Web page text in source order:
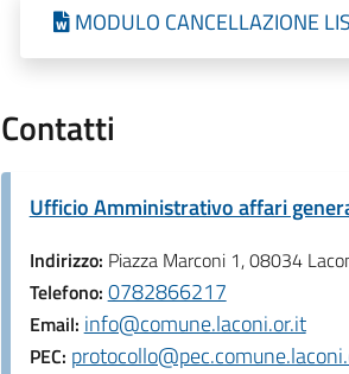
MODULO CANCELLAZIONE
Contatti
Ufficio Amministrativo affari
Indirizzo: Piazza Marconi 1, 08034
Telefono:0782866217
Email:info@comune.laconi.or.it
PEC: